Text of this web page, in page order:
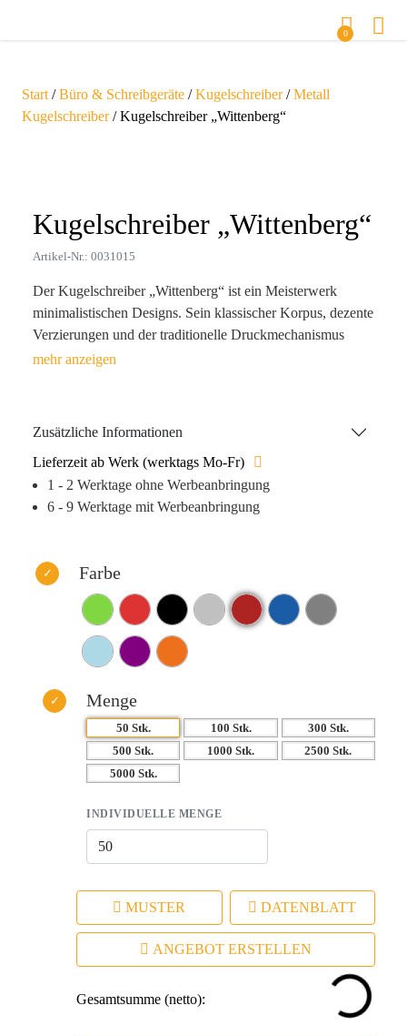
0
Start /Büro & Schreibgeräte /Kugelschreiber/Metall
Kugelschreiber/ Kugelschreiber „Wittenberg“
Kugelschreiber „Wittenberg“
Artikel-Nr.: 0031015
Der Kugelschreiber „Wittenberg“ ist ein Meisterwerk
minimalistischen Designs. Sein klassischer Korpus, dezente
Verzierungen und der traditionelle Druckmechanismus
verleihen ihm eine schlichte Eleganz. Die harmonische
Silberspitze, erzeugt einen außergewöhnlichen Effekt.
Neben seinem beeindruckenden Aussehen bietet der
„Wittenberg“ einen komfortablen, austauschbaren Elite-
zufriedener Kunden gewinnen wird.
Zusätzliche Informationen
Lieferzeit ab Werk (werktags Mo-Fr)
1 - 2 Werktage ohne Werbeanbringung
6 - 9 Werktage mit Werbeanbringung
Farbe
Menge
50 Stk. 100 Stk.
300 Stk.
500 Stk.
1000 Stk.
2500 Stk.
5000 Stk.
INDIVIDUELLE MENGE
MUSTER DATENBLATT
ANGEBOT ERSTELLEN
Gesamtsumme (netto):